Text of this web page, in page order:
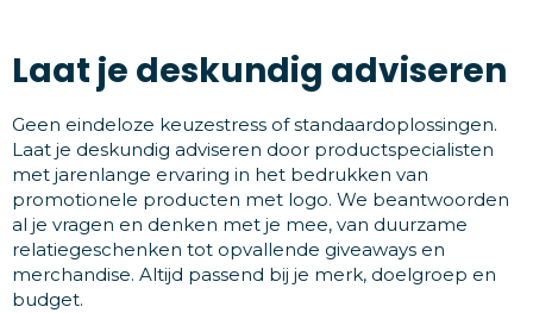
Laat je deskundig adviseren
Geen eindeloze keuzestress of standaardoplossingen.
Laat je deskundig adviseren door productspecialisten
met jarenlange ervaring in het bedrukken van
promotionele producten met logo. We beantwoorden
al je vragen en denken met je mee, van duurzame
relatiegeschenken tot opvallende giveaways en
merchandise. Altijd passend bij je merk, doelgroep en
budget.